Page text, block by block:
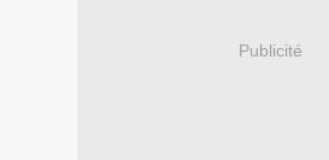
Publicité